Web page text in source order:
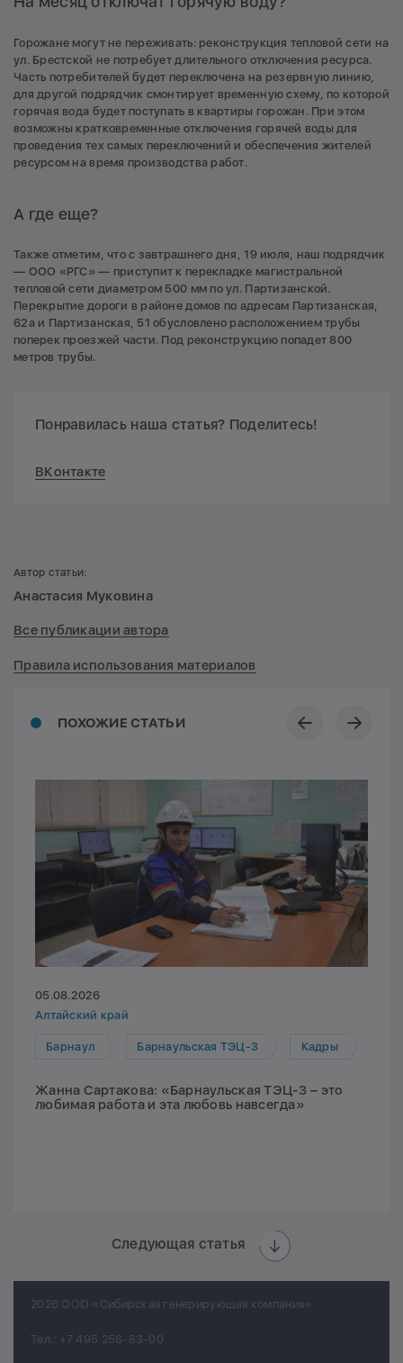
Горожане могут не переживать: реконструкция тепловой сети на
ул. Брестской не потребует длительного отключения ресурса.
Часть потребителей будет переключена на резервную линию,
для другой подрядчик смонтирует временную схему, по которой
горячая вода будет поступать в квартиры горожан. При этом
возможны кратковременные отключения горячей воды для
проведения тех самых переключений и обеспечения жителей
ресурсом на время производства работ.
А где еще?
Также отметим, что с завтрашнего дня, 19 июля, наш подрядчик
— ООО «РГС» — приступит к перекладке магистральной
тепловой сети диаметром 500 мм по ул. Партизанской.
Перекрытие дороги в районе домов по адресам Партизанская,
62а и Партизанская, 51 обусловлено расположением трубы
поперек проезжей части. Под реконструкцию попадет 800
метров трубы.
Понравилась наша статья? Поделитесь!
ВКонтакте
ПОХОЖИЕ СТАТЬИ
05.08.2026
Алтайский край
Барнаул Барнаульская ТЭЦ-3 Кадры
Жанна Сартакова: «Барнаульская ТЭЦ-3 – это
любимая работа и эта любовь навсегда»
Следующая статья
Автор статьи:
Анастасия Муковина
Все публикации автора
Правила использования материалов
2026 ООО «Сибирская генерирующая компания»
Тел.: +7 495 258-83-00